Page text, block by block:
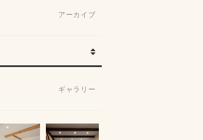
アーカイブ
ギャラリー